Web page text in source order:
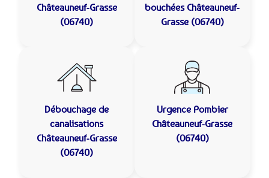
Châteauneuf-Grasse
(06740)
bouchées Châteauneuf-
Grasse (06740)
Débouchage de
canalisations
Châteauneuf-Grasse
(06740)
Urgence Pombier
Châteauneuf-Grasse
(06740)